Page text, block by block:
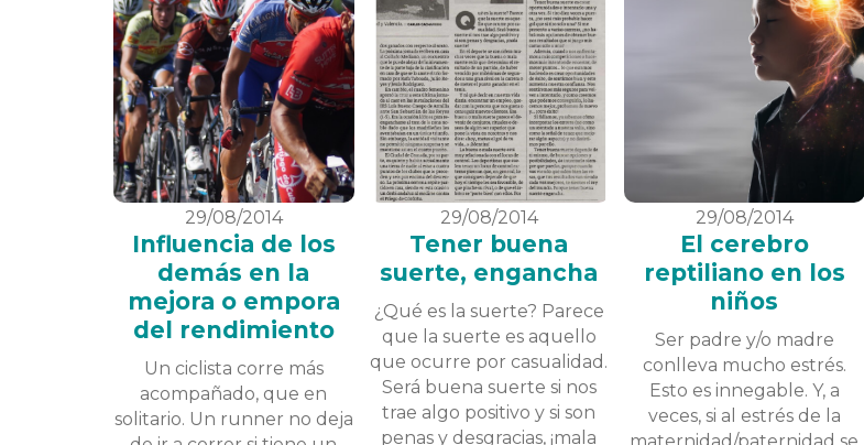
29/08/2014
Influencia de los
demás en la
mejora o empora
del rendimiento
Un ciclista corre más
acompañado, que en
solitario. Un runner no deja
29/08/2014
Tener buena
suerte, engancha
¿Qué es la suerte? Parece
que la suerte es aquello
que ocurre por casualidad.
Será buena suerte si nos
trae algo positivo y si son
penas y desgracias, ¡mala
29/08/2014
El cerebro
reptiliano en los
niños
Ser padre y/o madre
conlleva mucho estrés.
Esto es innegable. Y, a
veces, si al estrés de la